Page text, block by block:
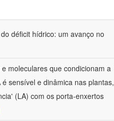
déficit hídrico: um avanço no
moleculares que condicionam a
sensível e dinâmica nas plantas,
(LA) com os porta-enxertos